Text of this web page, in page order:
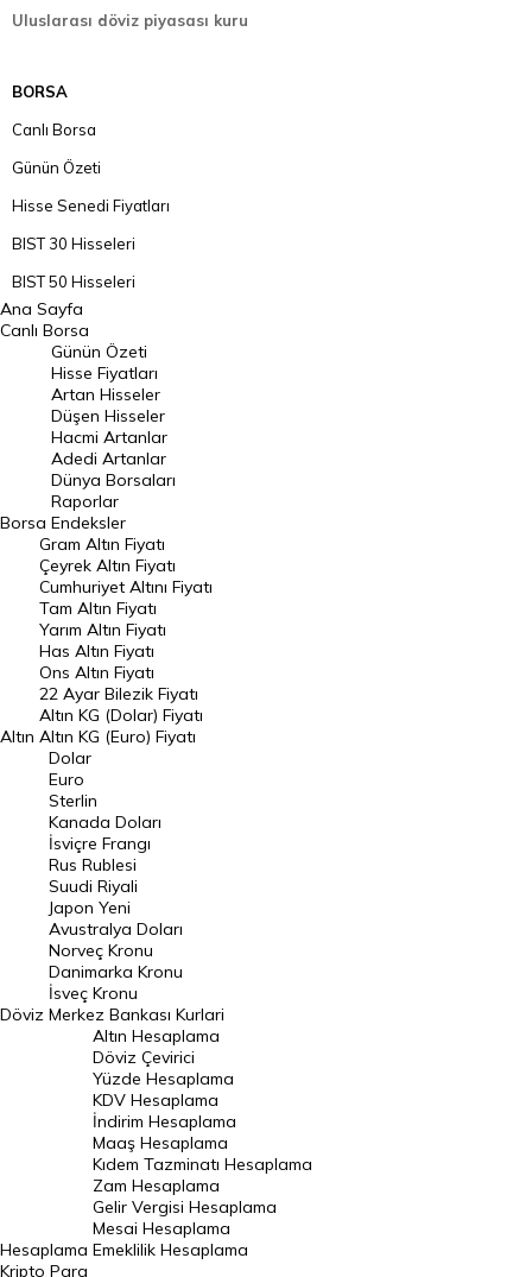
Uluslarası döviz piyasası kuru
BORSA
Canlı Borsa
Günün Özeti
Hisse Senedi Fiyatları
BIST 30 Hisseleri
BIST 50 Hisseleri
BIST 100 Hisseleri
En Çok Artan Hisseler
En Çok Düşen Hisseler
Hacmi Artanlar
Geçmiş Kapanışlar
Dünya Borsaları
Raporlar
Endeksler
DÖVİZ
Döviz Kuru
Dolar Kuru
Euro Kuru
Pound Kuru
Frank Kuru
Riyal Kuru
Avustralya Doları
Danimarka Kronu Kuru
Kanada Doları Kuru
Norveç Kronu Kuru
İsveç Kronu Kuru
Japon Yeni Kuru
Serbest Piyasa Döviz Kurları
Merkez Bankası Döviz Kurları
Altın Fiyatları
Ana Sayfa
Canlı Borsa
Borsa
Günün Özeti
Hisse Fiyatları
Artan Hisseler
Düşen Hisseler
Hacmi Artanlar
Adedi Artanlar
Dünya Borsaları
Raporlar
Endeksler
Altın
Gram Altın Fiyatı
Çeyrek Altın Fiyatı
Cumhuriyet Altını Fiyatı
Tam Altın Fiyatı
Yarım Altın Fiyatı
Has Altın Fiyatı
Ons Altın Fiyatı
22 Ayar Bilezik Fiyatı
Altın KG (Dolar) Fiyatı
Altın KG (Euro) Fiyatı
Döviz
Dolar
Euro
Sterlin
Kanada Doları
İsviçre Frangı
Rus Rublesi
Suudi Riyali
Japon Yeni
Avustralya Doları
Norveç Kronu
Danimarka Kronu
İsveç Kronu
Merkez Bankası Kurlari
Hesaplama
Altın Hesaplama
Döviz Çevirici
Yüzde Hesaplama
KDV Hesaplama
İndirim Hesaplama
Maaş Hesaplama
Kıdem Tazminatı Hesaplama
Zam Hesaplama
Gelir Vergisi Hesaplama
Mesai Hesaplama
Emeklilik Hesaplama
Kripto Para